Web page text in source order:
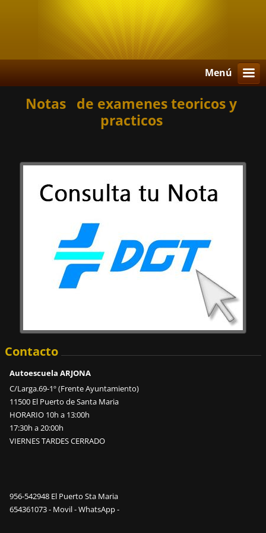
Menú
Notas de examenes teoricos y
practicos
Contacto
Autoescuela ARJONA
C/Larga.69-1º (Frente Ayuntamiento)
11500 El Puerto de Santa Maria
HORARIO 10h a 13:00h
17:30h a 20:00h
VIERNES TARDES CERRADO
956-542948 El Puerto Sta Maria
654361073 - Movil - WhatsApp -